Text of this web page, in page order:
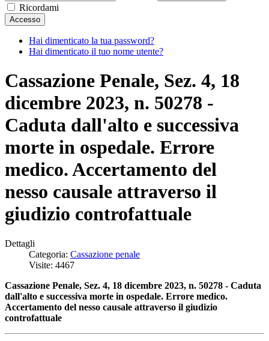
Ricordami
Accesso
Hai dimenticato la tua password?
Hai dimenticato il tuo nome utente?
Cassazione Penale, Sez. 4, 18
dicembre 2023, n. 50278 -
Caduta dall'alto e successiva
morte in ospedale. Errore
medico. Accertamento del
nesso causale attraverso il
giudizio controfattuale
Dettagli
Categoria: Cassazione penale
Visite: 4467
Cassazione Penale, Sez. 4, 18 dicembre 2023, n. 50278 - Caduta
dall'alto e successiva morte in ospedale. Errore medico.
Accertamento del nesso causale attraverso il giudizio
controfattuale